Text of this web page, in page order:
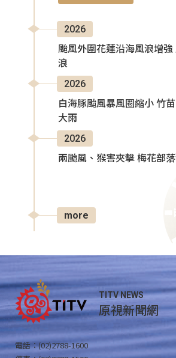
2026
颱風外圍花蓮沿海風浪增
浪
2026
白海豚颱風暴風圈縮小 竹
大雨
2026
兩颱風、猴害夾擊 梅花部
more
TITV NEWS
原視新聞網
電話：(02)2788-1600